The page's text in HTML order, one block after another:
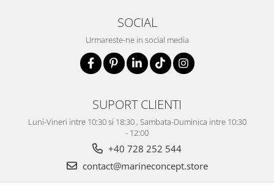
SOCIAL
Urmareste-ne in social media
SUPORT CLIENTI
Luni-Vineri intre 10:30 si 18:30 , Sambata-Duminica intre 10:30
- 12:00
+40 728 252 544
contact@marineconcept.store